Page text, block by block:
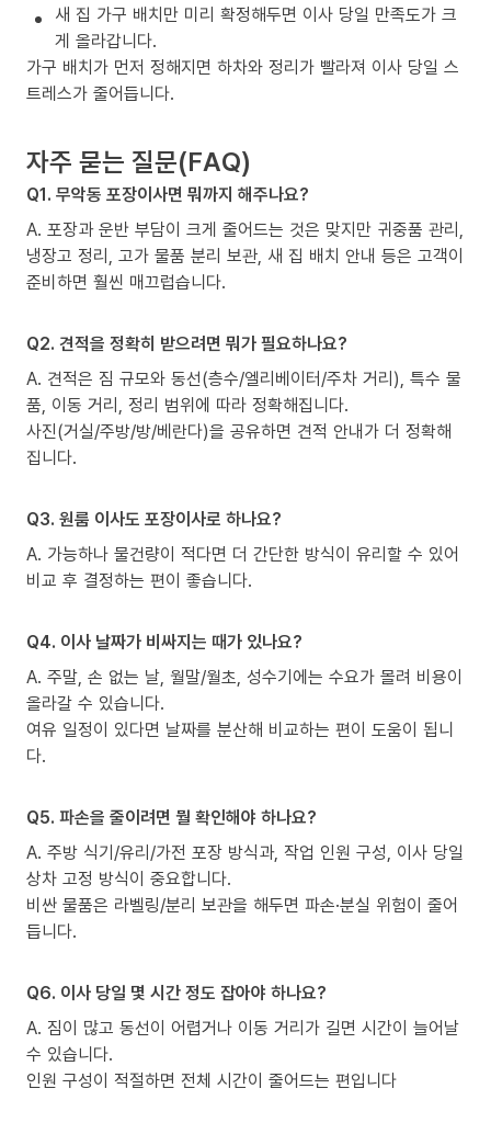
새 집 가구 배치만 미리 확정해두면 이사 당일 만족도가 크
게 올라갑니다.
가구 배치가 먼저 정해지면 하차와 정리가 빨라져 이사 당일 스
트레스가 줄어듭니다.
자주 묻는 질문(FAQ)
Q1. 무악동 포장이사면 뭐까지 해주나요?
A. 포장과 운반 부담이 크게 줄어드는 것은 맞지만 귀중품 관리,
냉장고 정리, 고가 물품 분리 보관, 새 집 배치 안내 등은 고객이
준비하면 훨씬 매끄럽습니다.
Q2. 견적을 정확히 받으려면 뭐가 필요하나요?
A. 견적은 짐 규모와 동선(층수/엘리베이터/주차 거리), 특수 물
품, 이동 거리, 정리 범위에 따라 정확해집니다.
사진(거실/주방/방/베란다)을 공유하면 견적 안내가 더 정확해
집니다.
Q3. 원룸 이사도 포장이사로 하나요?
A. 가능하나 물건량이 적다면 더 간단한 방식이 유리할 수 있어
비교 후 결정하는 편이 좋습니다.
Q4. 이사 날짜가 비싸지는 때가 있나요?
A. 주말, 손 없는 날, 월말/월초, 성수기에는 수요가 몰려 비용이
올라갈 수 있습니다.
여유 일정이 있다면 날짜를 분산해 비교하는 편이 도움이 됩니
다.
Q5. 파손을 줄이려면 뭘 확인해야 하나요?
A. 주방 식기/유리/가전 포장 방식과, 작업 인원 구성, 이사 당일
상차 고정 방식이 중요합니다.
비싼 물품은 라벨링/분리 보관을 해두면 파손·분실 위험이 줄어
듭니다.
Q6. 이사 당일 몇 시간 정도 잡아야 하나요?
A. 짐이 많고 동선이 어렵거나 이동 거리가 길면 시간이 늘어날
수 있습니다.
인원 구성이 적절하면 전체 시간이 줄어드는 편입니다